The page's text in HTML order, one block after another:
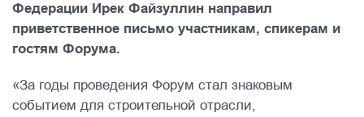
Федерации Ирек Файзуллин направил
приветственное письмо участникам, спикерам и
гостям Форума.
«За годы проведения Форум стал знаковым
событием для строительной отрасли,